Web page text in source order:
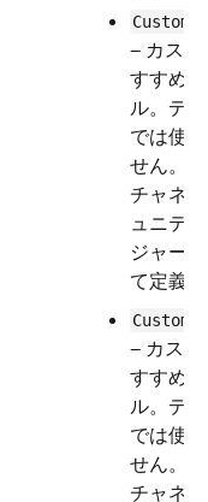
— カス
すすめ
ル。デ
では使
せん。
チャネ
ュニテ
ジャー
て定義
— カス
すすめ
ル。デ
では使
せん。
チャネ